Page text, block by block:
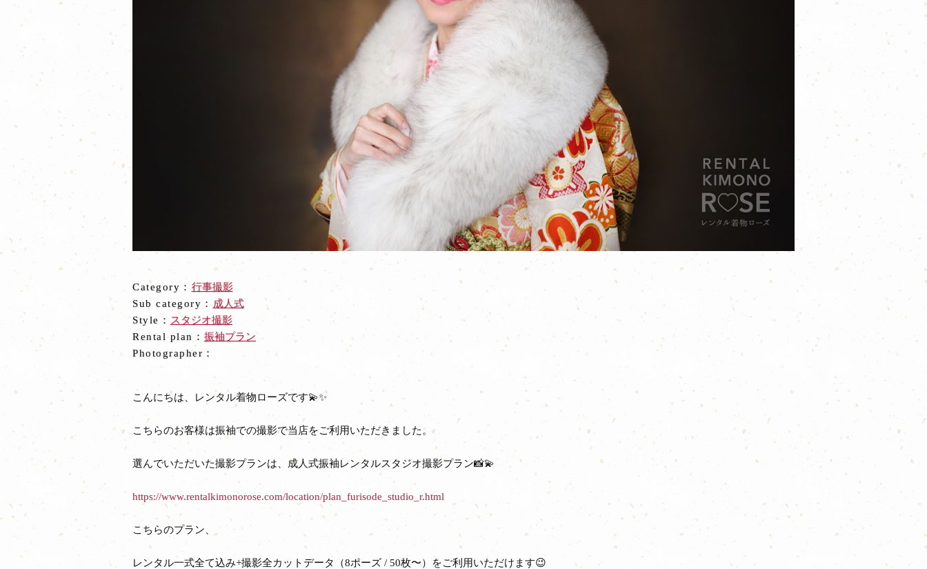
Category： 行事撮影
Sub category： 成人式
Style： スタジオ撮影
Rental plan： 振袖プラン
Photographer：
こんにちは、レンタル着物ローズです💫✨
こちらのお客様は振袖での撮影で当店をご利用いただきました。
選んでいただいた撮影プランは、成人式振袖レンタルスタジオ撮影プラン📸💫
https://www.rentalkimonorose.com/location/plan_furisode_studio_r.html
こちらのプラン、
レンタル一式全て込み+撮影全カットデータ（8ポーズ / 50枚〜）をご利用いただけます😉